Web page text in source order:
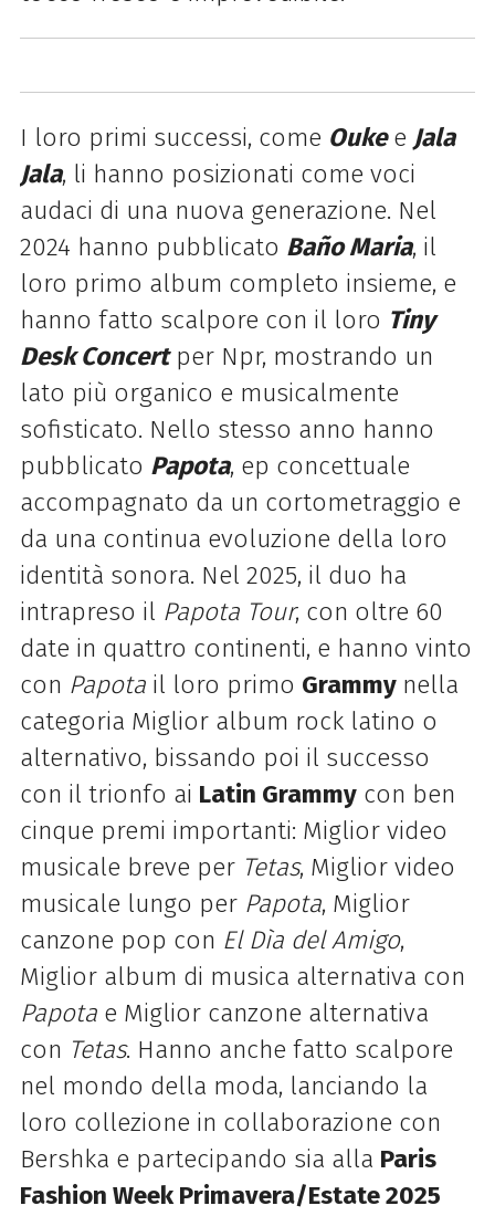
I loro primi successi, come Oukee Jala
Jala, li hanno posizionati come voci
audaci di una nuova generazione. Nel
2024 hanno pubblicato Baño Maria, il
loro primo album completo insieme, e
hanno fatto scalpore con il loro Tiny
Desk Concertper Npr, mostrando un
lato più organico e musicalmente
sofisticato. Nello stesso anno hanno
pubblicato Papota, ep concettuale
accompagnato da un cortometraggio e
da una continua evoluzione della loro
identità sonora. Nel 2025, il duo ha
intrapreso il Papota Tour, con oltre 60
date in quattro continenti, e hanno vinto
con Papotail loro primo Grammy nella
categoria Miglior album rock latino o
alternativo, bissando poi il successo
con il trionfo ai Latin Grammycon ben
cinque premi importanti: Miglior video
musicale breve perTetas, Miglior video
musicale lungo per Papota, Miglior
canzone pop con El Dìa del Amigo,
Miglior album di musica alternativa con
Papotae Miglior canzone alternativa
con Tetas. Hanno anche fatto scalpore
nel mondo della moda, lanciando la
loro collezione in collaborazione con
Bershka e partecipando sia alla Paris
Fashion Week Primavera/Estate 2025